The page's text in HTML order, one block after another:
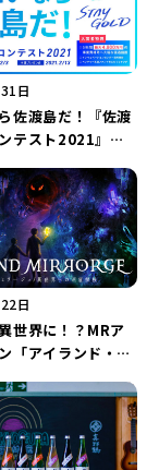
日
佐渡島だ！『佐渡
テスト2021』が2
日
世界に！？MRア
「アイランド・ミ